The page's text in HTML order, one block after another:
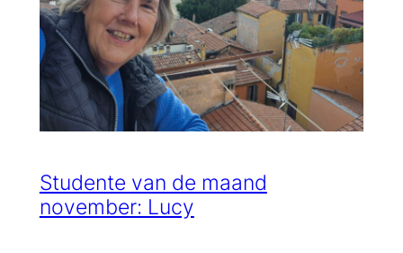
Studente van de maand
november: Lucy